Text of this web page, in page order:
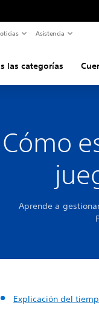
Asistencia
las categorías
Cómo
Aprende a
Explicación del